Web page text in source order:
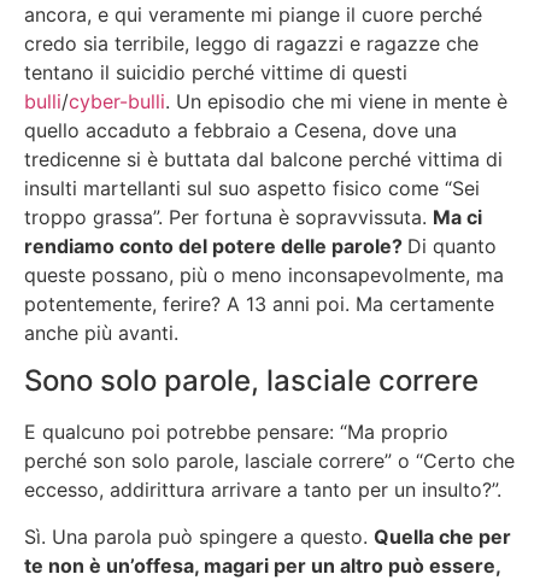
ancora, e qui veramente mi piange il cuore perché
credo sia terribile, leggo di ragazzi e ragazze che
tentano il suicidio perché vittime di questi
bulli/cyber-bulli. Un episodio che mi viene in mente è
quello accaduto a febbraio a Cesena, dove una
tredicenne si è buttata dal balcone perché vittima di
insulti martellanti sul suo aspetto fisico come “Sei
troppo grassa”. Per fortuna è sopravvissuta. Ma ci
rendiamo conto del potere delle parole? Di quanto
queste possano, più o meno inconsapevolmente, ma
potentemente, ferire? A 13 anni poi. Ma certamente
anche più avanti.
Sono solo parole, lasciale correre
E qualcuno poi potrebbe pensare: “Ma proprio
perché son solo parole, lasciale correre” o “Certo che
eccesso, addirittura arrivare a tanto per un insulto?”.
Sì. Una parola può spingere a questo. Quella che per
te non è un’offesa, magari per un altro può essere,